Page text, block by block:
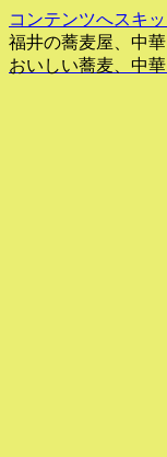
コンテンツへスキ
福井の蕎麦屋、中
おいしい蕎麦、中